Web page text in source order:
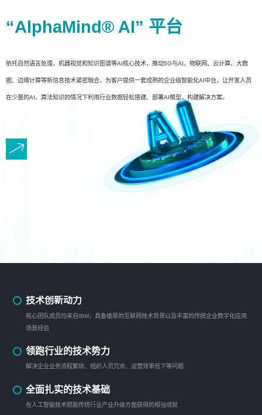
“AlphaMind® AI” 平台
依托自然语言处理，机器视觉和知识图谱等AI核心技术，推动5G与AI、物联网、云计算、大数
据、边缘计算等新信息技术紧密融合，为客户提供一套成熟的企业级智能化AI中台，让开发人员
在少量的AI、算法知识的情况下利用行业数据轻松搭建、部署AI模型，构建解决方案。
技术创新动力
核心团队成员均来自IBM，具备雄厚的互联网技术背景以及丰富的传统企业数字化应用
场景经验
领跑行业的技术势力
解决企业业务流程繁琐、组织人员冗余、运营效率低下等问题
全面扎实的技术基础
在人工智能技术赋能传统行业产业升级方面获得的相当成就